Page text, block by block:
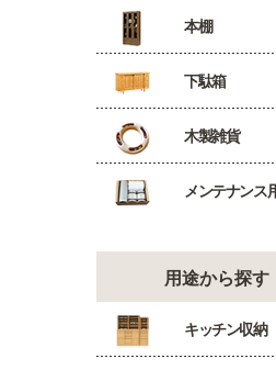
本棚
下駄箱
木製雑貨
メンテナンス
用途から探す
キッチン収納